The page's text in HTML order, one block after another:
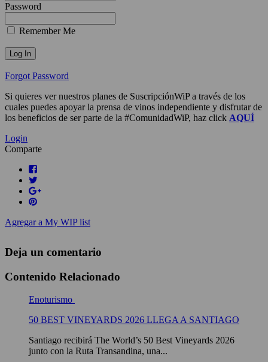
Password
Remember Me
Forgot Password
Si quieres ver nuestros planes de SuscripciónWiP a través de los
cuales puedes apoyar la prensa de vinos independiente y disfrutar de
los beneficios de ser parte de la #ComunidadWiP, haz click AQUÍ
Login
Comparte
Agregar a My WIP list
Deja un comentario
Contenido Relacionado
Enoturismo
50 BEST VINEYARDS 2026 LLEGA A SANTIAGO
Santiago recibirá The World’s 50 Best Vineyards 2026
junto con la Ruta Transandina, una...